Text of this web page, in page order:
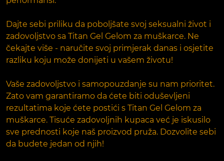
Dajte sebi priliku da poboljšate svoj seksualni život i
zadovoljstvo sa Titan Gel Gelom za muškarce. Ne
čekajte više - naručite svoj primjerak danas i osjetite
razliku koju može donijeti u vašem životu!
Vaše zadovoljstvo i samopouzdanje su nam prioritet.
Zato vam garantiramo da ćete biti oduševljeni
rezultatima koje ćete postići s Titan Gel Gelom za
muškarce. Tisuće zadovoljnih kupaca već je iskusilo
sve prednosti koje naš proizvod pruža. Dozvolite sebi
da budete jedan od njih!